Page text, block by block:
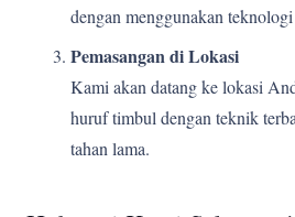
dengan menggunakan
Pemasangan di Lokasi
Kami akan datang ke lokasi
huruf timbul dengan teknik
tahan lama.